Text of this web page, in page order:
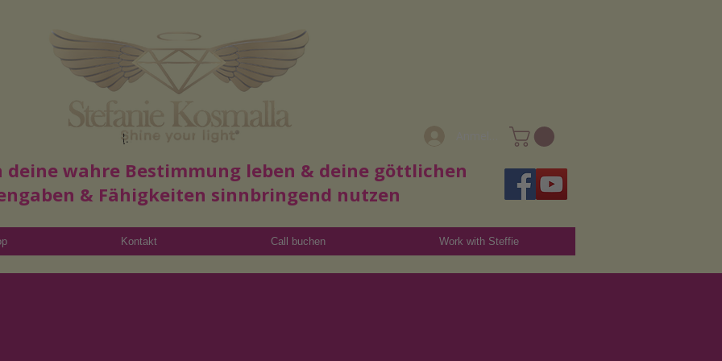
Read More
deine wahre Bestimmung leben & deine göttlichen
& Fähigkeiten sinnbringend nutzen
Kontakt Call buchen Work with Steffie